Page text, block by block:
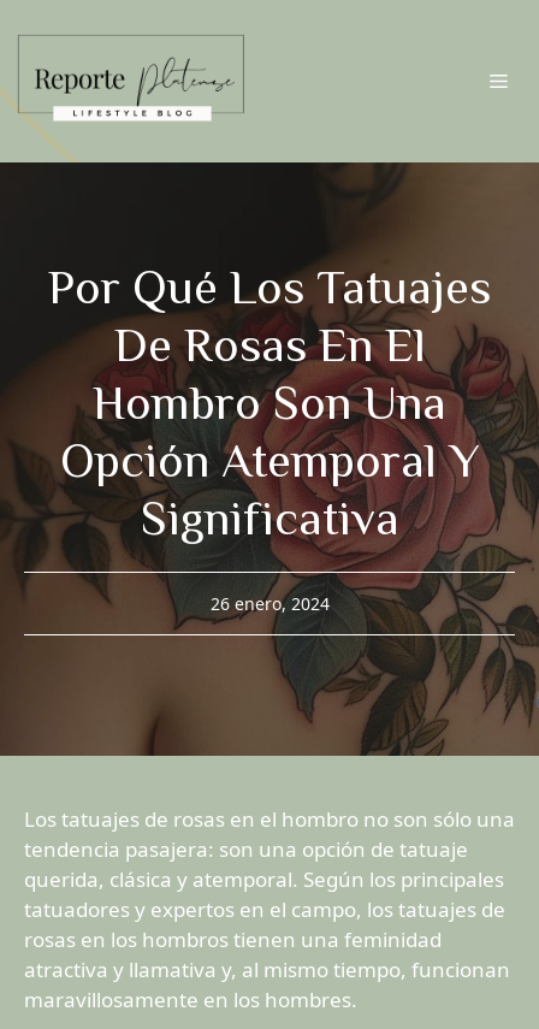
contenido
Por Qué Los Tatuajes
De Rosas En El
Hombro Son Una
Opción Atemporal Y
Significativa
26 enero, 2024
Los tatuajes de rosas en el hombro no son sólo una
tendencia pasajera: son una opción de tatuaje
querida, clásica y atemporal. Según los principales
tatuadores y expertos en el campo, los tatuajes de
rosas en los hombros tienen una feminidad
atractiva y llamativa y, al mismo tiempo, funcionan
maravillosamente en los hombres.